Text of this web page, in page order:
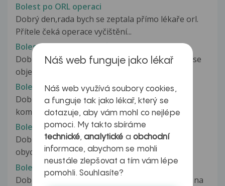
Bolest po ORL operaci
Dobrý den,rada bych se zeptala přímo lékaře orl.
Přítele čeká operace vyčištění...
Bolest po ošetření zubů
Dobrý den, chtěl bych vás požádat o radu, kam se
objednat, kam směřovat. Popíšu...
Bolest po ošetření zubu.
Dobrý den, měl bych dotaz ohledně možných
komplikací svodné anestezie na foramen...
Bolest po pádu
Dobry den asi pred mesicem jsem spadl byl to
obycejny pad ani jsem nedopadl...
Bolest po pádu
Dobrý den kamarád si již nějakou dobu stěžuje na
Náš web funguje jako lékař
Náš web využívá soubory cookies,
a funguje tak jako lékař, který se
dotazuje, aby vám mohl co nejlépe
pomoci. My takto sbíráme
technické,analytické a obchodní
informace, abychom se mohli
neustále zlepšovat a tím vám lépe
pomohli. Souhlasíte?